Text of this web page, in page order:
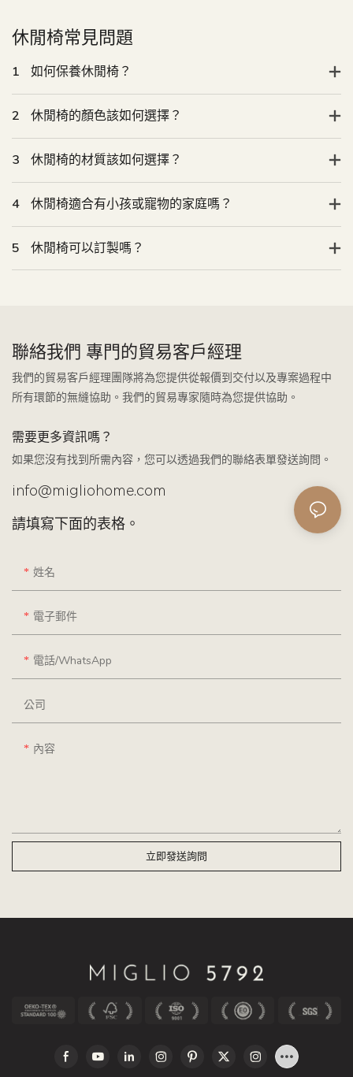
休閒椅常見問題
1 如何保養休閒椅？
2 休閒椅的顏色該如何選擇？
3 休閒椅的材質該如何選擇？
4 休閒椅適合有小孩或寵物的家庭嗎？
5 休閒椅可以訂製嗎？
聯絡我們 專門的貿易客戶經理
我們的貿易客戶經理團隊將為您提供從報價到交付以及專案過程中
所有環節的無縫協助。我們的貿易專家隨時為您提供協助。
需要更多資訊嗎？
如果您沒有找到所需內容，您可以透過我們的聯絡表單發送詢問。
info@migliohome.com
請填寫下面的表格。
姓名
電子郵件
電話/WhatsApp
公司
內容
立即發送詢問